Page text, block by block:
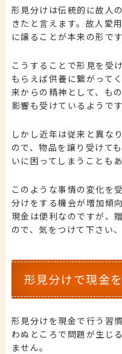
形見分けは伝統的に故人
きたと言えます。故人愛
に譲ることが本来の形です
こうすることで形見を受
もらえば供養に繋がって
来からの精神として、も
影響も受けているようです
しかし近年は従来と異な
ので、物品を譲り受けて
いに困ってしまうことも
このような事情の変化を
分けをする機会が増加傾
現金は便利なのですが、
ので、気をつけて下さい、
形見分けで現金
形見分けを現金で行う習
わぬところで問題が生じ
ません。